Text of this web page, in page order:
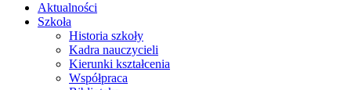
Aktualności
Szkoła
Historia szkoły
Kadra nauczycieli
Kierunki kształcenia
Współpraca